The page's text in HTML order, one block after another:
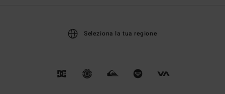
Seleziona la tua regione